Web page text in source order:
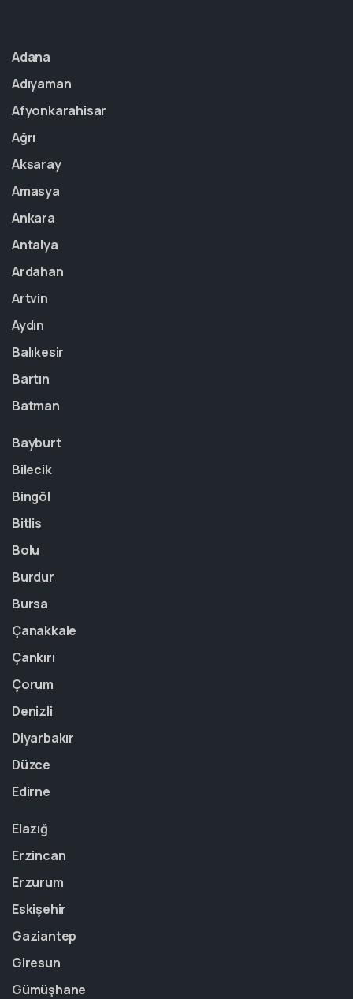
Adana
Adıyaman
Afyonkarahisar
Ağrı
Aksaray
Amasya
Ankara
Antalya
Ardahan
Artvin
Aydın
Balıkesir
Bartın
Batman
Bayburt
Bilecik
Bingöl
Bitlis
Bolu
Burdur
Bursa
Çanakkale
Çankırı
Çorum
Denizli
Diyarbakır
Düzce
Edirne
Elazığ
Erzincan
Erzurum
Eskişehir
Gaziantep
Giresun
Gümüşhane